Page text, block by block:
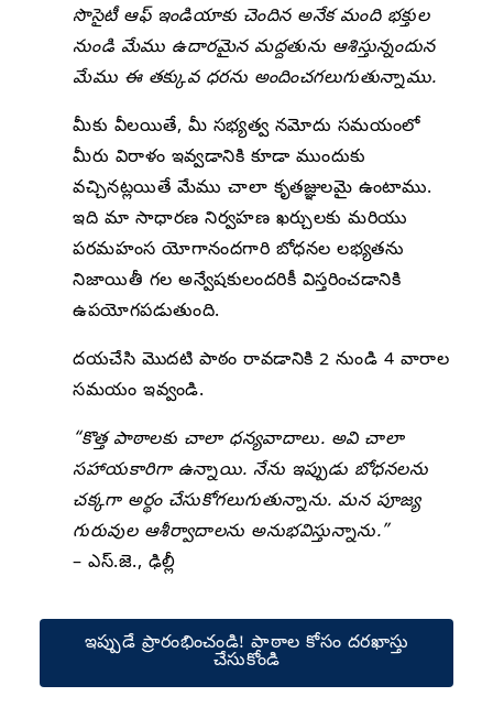
సొసైటీ ఆఫ్ ఇండియాకు చెందిన అనేక మంది భక్తుల
నుండి మేము ఉదారమైన మద్దతును ఆశిస్తున్నందున
మేము ఈ తక్కువ ధరను అందించగలుగుతున్నాము.
మీకు వీలయితే, మీ సభ్యత్వ నమోదు సమయంలో
మీరు విరాళం ఇవ్వడానికి కూడా ముందుకు
వచ్చినట్లయితే మేము చాలా కృతజ్ఞులమై ఉంటాము.
ఇది మా సాధారణ నిర్వహణ ఖర్చులకు మరియు
పరమహంస యోగానందగారి బోధనల లభ్యతను
నిజాయితీ గల అన్వేషకులందరికీ విస్తరించడానికి
ఉపయోగపడుతుంది.
దయచేసి మొదటి పాఠం రావడానికి 2 నుండి 4 వారాల
సమయం ఇవ్వండి.
“కొత్త పాఠాలకు చాలా ధన్యవాదాలు. అవి చాలా
సహాయకారిగా ఉన్నాయి. నేను ఇప్పుడు బోధనలను
చక్కగా అర్థం చేసుకోగలుగుతున్నాను. మన పూజ్య
గురువుల ఆశీర్వాదాలను అనుభవిస్తున్నాను.”
– ఎస్.జె., ఢిల్లీ
ఇప్పుడే ప్రారంభించండి! పాఠాల కోసం దరఖాస్తు
చేసుకోండి